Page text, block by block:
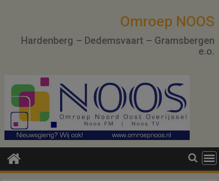
Omroep NOOS
Hardenberg – Dedemsvaart – Gramsbergen
e.o.